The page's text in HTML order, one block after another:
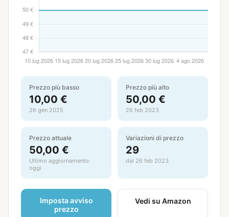
Prezzo più basso
10,00 €
26 gen 2025
Prezzo più alto
50,00 €
26 feb 2023
Prezzo attuale
50,00 €
Ultimo aggiornamento:
oggi
Variazioni di prezzo
29
dal 26 feb 2023
Imposta avviso
prezzo
Vedi su Amazon